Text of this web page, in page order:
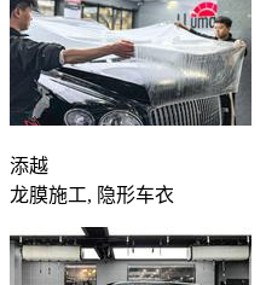
添越
龙膜施工, 隐形车衣